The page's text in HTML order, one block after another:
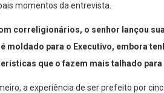
momentos da entrevista.
correligionários, o senhor lançou
moldado para o Executivo, embora
que o fazem mais talhado para
a experiência de ser prefeito por